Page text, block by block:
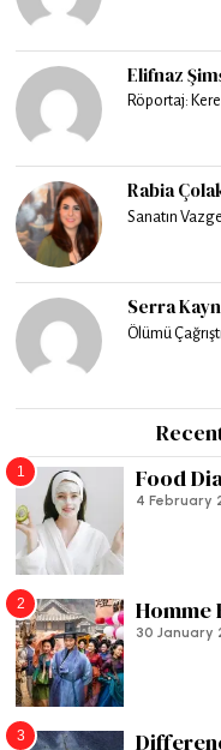
Elifnaz
Röportaj:
Rabia
Sanatın
Serra
Ölümü
1 Food
4 February
2 Homme
30 January
3